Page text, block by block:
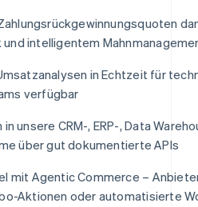
intelligentem
in Echtzeit für
verfügbar
unsere CRM-, ERP-, Data
über gut dokumentierte APIs
mit Agentic Commerce –
Aktionen oder automatisierte